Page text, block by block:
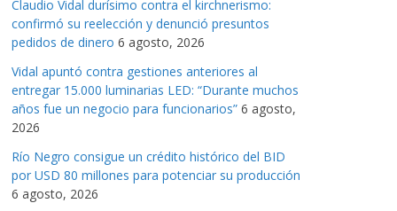
a
s
Claudio Vidal durísimo contra el kirchnerismo:
confirmó su reelección y denunció presuntos
pedidos de dinero 6 agosto, 2026
Vidal apuntó contra gestiones anteriores al
entregar 15.000 luminarias LED: “Durante muchos
años fue un negocio para funcionarios” 6 agosto,
2026
Río Negro consigue un crédito histórico del BID
por USD 80 millones para potenciar su producción
6 agosto, 2026